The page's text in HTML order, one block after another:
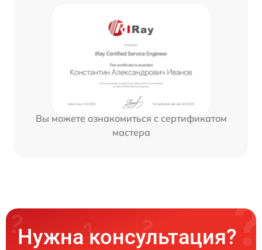
Вы можете ознакомиться с сертификатом
мастера
Нужна консультация?